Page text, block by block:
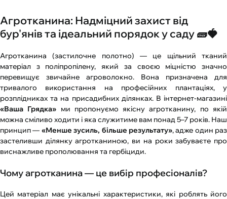
Агротканина: Надміцний захист від
бур'янів та ідеальний порядок у саду 🧱🍓
Агротканина (застилочне полотно) — це щільний тканий
матеріал з поліпропілену, який за своєю міцністю значно
перевищує звичайне агроволокно. Вона призначена для
тривалого використання на професійних плантаціях, у
розплідниках та на присадибних ділянках. В інтернет-магазині
«Ваша Грядка» ми пропонуємо якісну агротканину, по якій
можна сміливо ходити і яка служитиме вам понад 5–7 років. Наш
принцип — «Менше зусиль, більше результату», адже один раз
застеливши ділянку агротканиною, ви на роки забуваєте про
виснажливе прополювання та гербіциди.
Чому агротканина — це вибір професіоналів?
Цей матеріал має унікальні характеристики, які роблять його